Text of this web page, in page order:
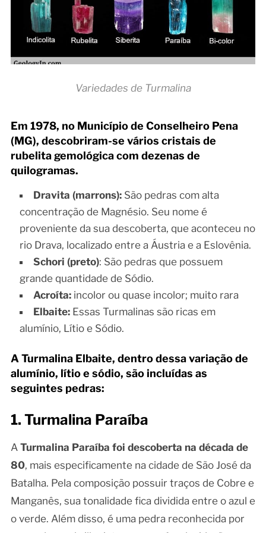
Variedades de Turmalina
Em 1978, no Município de Conselheiro Pena
(MG), descobriram-se vários cristais de
rubelita gemológica com dezenas de
quilogramas.
Dravita (marrons):São pedras com alta
concentração de Magnésio. Seu nome é
proveniente da sua descoberta, que aconteceu no
rio Drava, localizado entre a Áustria e a Eslovênia.
Schori (preto): São pedras que possuem
grande quantidade de Sódio.
Acroíta:incolor ou quase incolor; muito rara
Elbaite:Essas Turmalinas são ricas em
alumínio, Lítio e Sódio.
A Turmalina Elbaite, dentro dessa variação de
alumínio, lítio e sódio, são incluídas as
seguintes pedras:
1. Turmalina Paraíba
A Turmalina Paraíba foi descoberta na década de
80, mais especificamente na cidade de São José da
Batalha. Pela composição possuir traços de Cobre e
Manganês, sua tonalidade fica dividida entre o azul e
o verde. Além disso, é uma pedra reconhecida por